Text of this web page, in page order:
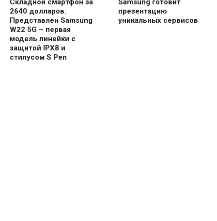
Складной смартфон за
2640 долларов.
Представлен Samsung
W22 5G – первая
модель линейки с
защитой IPX8 и
стилусом S Pen
Samsung готовит
презентацию
уникальных сервисов